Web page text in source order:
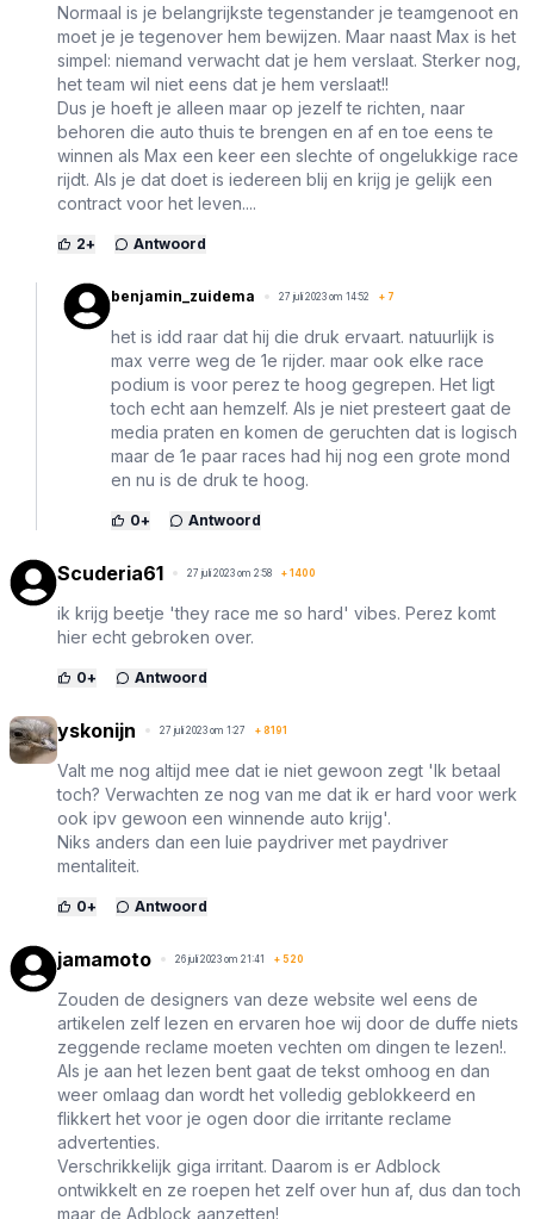
Normaal is je belangrijkste tegenstander je teamgenoot en
moet je je tegenover hem bewijzen. Maar naast Max is het
simpel: niemand verwacht dat je hem verslaat. Sterker nog,
het team wil niet eens dat je hem verslaat!!
Dus je hoeft je alleen maar op jezelf te richten, naar
behoren die auto thuis te brengen en af en toe eens te
winnen als Max een keer een slechte of ongelukkige race
rijdt. Als je dat doet is iedereen blij en krijg je gelijk een
contract voor het leven....
2+ Antwoord
benjamin_zuidema 27 juli 2023 om 14:52 + 7
het is idd raar dat hij die druk ervaart. natuurlijk is
max verre weg de 1e rijder. maar ook elke race
podium is voor perez te hoog gegrepen. Het ligt
toch echt aan hemzelf. Als je niet presteert gaat de
media praten en komen de geruchten dat is logisch
maar de 1e paar races had hij nog een grote mond
en nu is de druk te hoog.
0+ Antwoord
Scuderia61 27 juli 2023 om 2:58 + 1400
ik krijg beetje 'they race me so hard' vibes. Perez komt
hier echt gebroken over.
0+ Antwoord
yskonijn 27 juli 2023 om 1:27 + 8191
Valt me nog altijd mee dat ie niet gewoon zegt 'Ik betaal
toch? Verwachten ze nog van me dat ik er hard voor werk
ook ipv gewoon een winnende auto krijg'.
Niks anders dan een luie paydriver met paydriver
mentaliteit.
0+ Antwoord
jamamoto 26 juli 2023 om 21:41 + 520
Zouden de designers van deze website wel eens de
artikelen zelf lezen en ervaren hoe wij door de duffe niets
zeggende reclame moeten vechten om dingen te lezen!.
Als je aan het lezen bent gaat de tekst omhoog en dan
weer omlaag dan wordt het volledig geblokkeerd en
flikkert het voor je ogen door die irritante reclame
advertenties.
Verschrikkelijk giga irritant. Daarom is er Adblock
ontwikkelt en ze roepen het zelf over hun af, dus dan toch
maar de Adblock aanzetten!